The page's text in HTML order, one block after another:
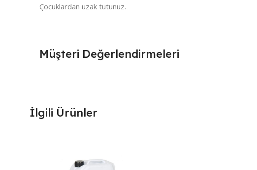
Çocuklardan uzak tutunuz.
Müşteri Değerlendirmeleri
İlgili Ürünler